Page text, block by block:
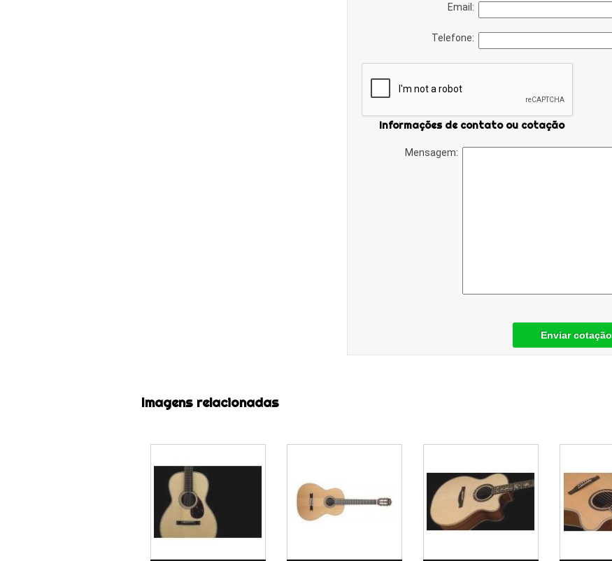
Email:
Telefone:
Informações de contato ou cotação
Mensagem:
Enviar cotação
Imagens relacionadas